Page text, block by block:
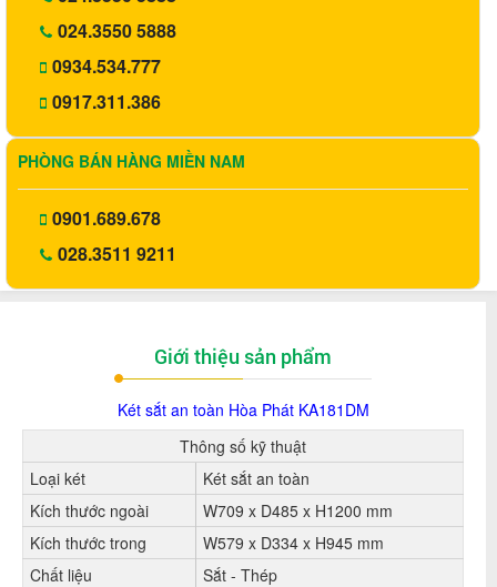
024.3550 5888
0934.534.777
0917.311.386
PHÒNG BÁN HÀNG MIỀN NAM
0901.689.678
028.3511 9211
Giới thiệu sản phẩm
Két sắt an toàn Hòa Phát KA181DM
Thông số kỹ thuật
Loại két
Két sắt an toàn
Kích thước ngoài
W 709 x D485 x H1200 mm
Kích thước trong
W 579 x D334 x H945 mm
Chất liệu
Sắt - Thép